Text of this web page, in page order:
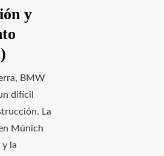
y
BMW
difícil
La
Múnich
y la